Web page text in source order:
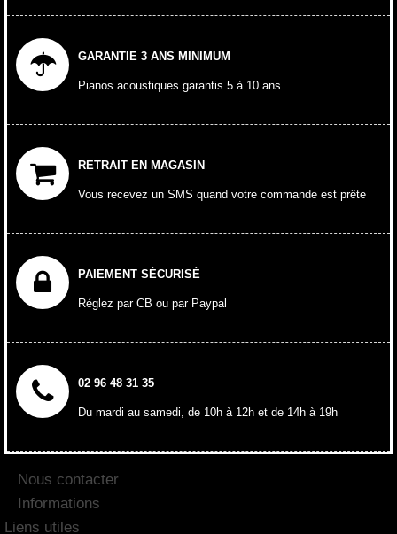
GARANTIE 3 ANS MINIMUM
Pianos acoustiques garantis 5 à 10 ans
RETRAIT EN MAGASIN
Vous recevez un SMS quand votre commande est prête
PAIEMENT SÉCURISÉ
Réglez par CB ou par Paypal
02 96 48 31 35
Du mardi au samedi, de 10h à 12h et de 14h à 19h
Nous contacter
Informations
Liens utiles